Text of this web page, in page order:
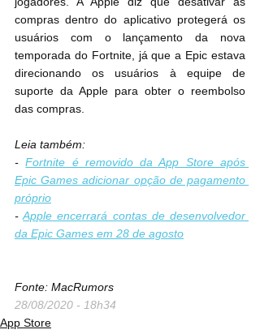
compras dentro do aplicativo protegerá os
usuários com o lançamento da nova
temporada do Fortnite, já que a Epic estava
direcionando os usuários à equipe de
suporte da Apple para obter o reembolso
das compras.
Leia também:
- Fortnite é removido da App Store após
Epic Games adicionar opção de pagamento
próprio
- Apple encerrará contas de desenvolvedor
da Epic Games em 28 de agosto
Fonte: MacRumors
28/08/2020 - 18h34
App Store